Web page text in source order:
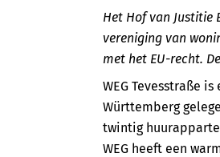
Het Hof van Justitie
vereniging van
met het EU-recht.
WEG Tevesstraße
Württemberg
twintig
WEG heeft een